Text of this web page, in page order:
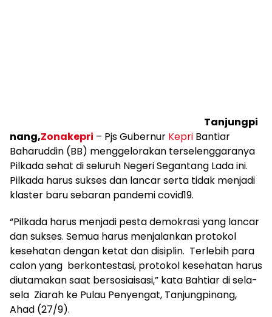
Tanjungpi
nang,Zonakepri – Pjs Gubernur Kepri Bantiar
Baharuddin (BB) menggelorakan terselenggaranya
Pilkada sehat di seluruh Negeri Segantang Lada ini.
Pilkada harus sukses dan lancar serta tidak menjadi
klaster baru sebaran pandemi covid19.
“Pilkada harus menjadi pesta demokrasi yang lancar
dan sukses. Semua harus menjalankan protokol
kesehatan dengan ketat dan disiplin. Terlebih para
calon yang berkontestasi, protokol kesehatan harus
diutamakan saat bersosiaisasi,” kata Bahtiar di sela-
sela Ziarah ke Pulau Penyengat, Tanjungpinang,
Ahad (27/9).